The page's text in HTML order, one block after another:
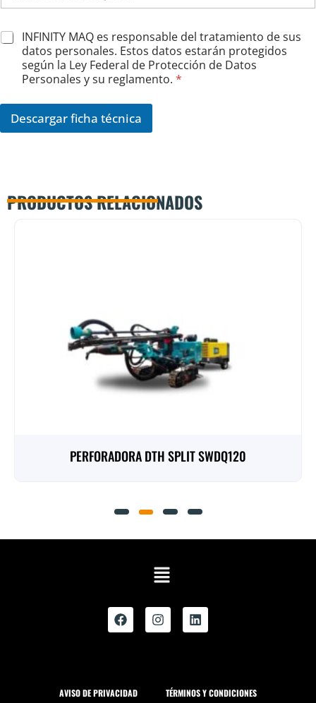
m
r
e
o
p
A
c
d
R
INFINITY MAQ es responsable del tratamiento de sus
datos personales. Estos datos estarán protegidos
según la Ley Federal de Protección de Datos
Personales y su reglamento. *
Descargar ficha técnica
PRODUCTOS RELACIONADOS
PERFORADORA DTH SPLIT SWDQ120
AVISO DE PRIVACIDAD TÉRMINOS Y CONDICIONES